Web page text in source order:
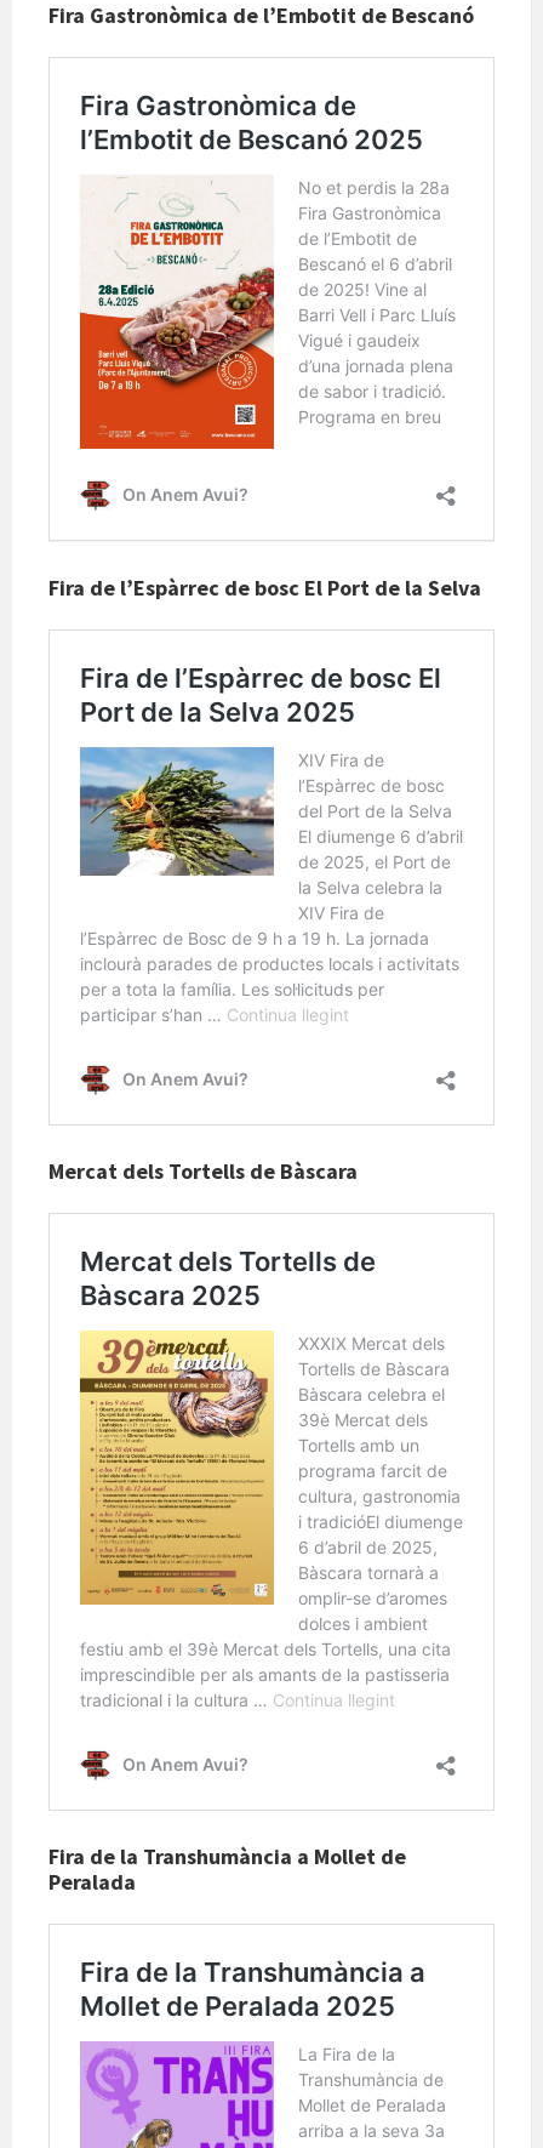
Fira Gastronòmica de l’Embotit de Bescanó
Fira de l’Espàrrec de bosc El Port de la Selva
Mercat dels Tortells de Bàscara
Fira de la Transhumància a Mollet de
Peralada